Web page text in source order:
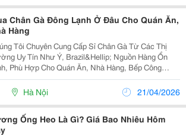
Chân Gà Đông Lạnh Ở Đâu Cho Quán Ăn,
Hàng
Tôi Chuyên Cung Cấp Sỉ Chân Gà Từ Các Thị
Uy Tín Như Ý, Brazil&Hellip; Nguồn Hàng Ổn
Phù Hợp Cho Quán Ăn, Nhà Hàng, Bếp Công
Đại Lý Phân Phối . ✨ Ưu Điểm Nổi Bật Chân Gà
Đều, Đẹp, Kích Thước Đồng Đều Không Thâm...
Hà Nội 21/04/2026
Ống Heo Là Gì? Giá Bao Nhiêu Hôm